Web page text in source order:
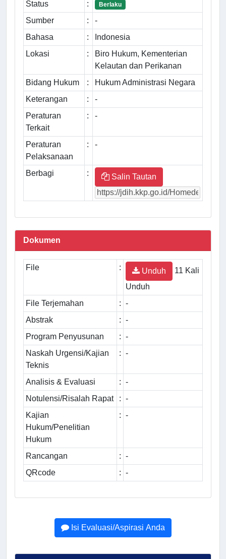
Status : Berlaku
Sumber :
-
Bahasa
:
Indonesia
Lokasi
:
Biro Hukum, Kementerian
Kelautan dan Perikanan
Bidang Hukum
:
Hukum Administrasi Negara
Keterangan
:
-
Peraturan
Terkait
: -
Peraturan
Pelaksanaan
: -
Berbagi : Salin Tautan
Dokumen
File : Unduh
11 Kali
Unduh
File Terjemahan
: -
Abstrak
: -
Program Penyusunan
: -
Naskah Urgensi/Kajian
Teknis
: -
Analisis & Evaluasi : -
Notulensi/Risalah Rapat
: -
Kajian
Hukum/Penelitian
Hukum
: -
Rancangan : -
QRcode
: -
Isi Evaluasi/Aspirasi Anda